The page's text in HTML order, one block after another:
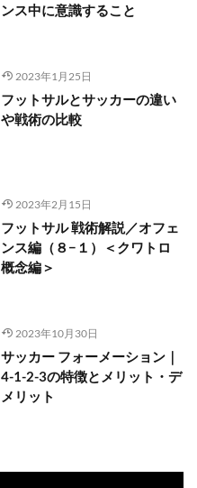
ンス中に意識すること
2023年1月25日
フットサルとサッカーの違い
や戦術の比較
2023年2月15日
フットサル 戦術解説／オフェ
ンス編（８−１）＜クワトロ
概念編＞
2023年10月30日
サッカー フォーメーション｜
4-1-2-3の特徴とメリット・デ
メリット